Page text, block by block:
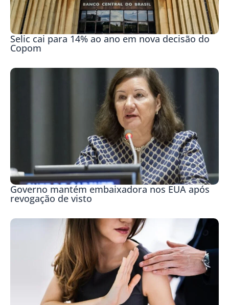
Selic cai para 14% ao ano em nova decisão do
Copom
Governo mantém embaixadora nos EUA após
revogação de visto